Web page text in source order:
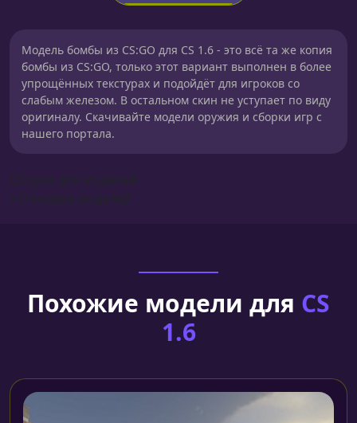
Модель бомбы из CS:GO для CS 1.6 - это всё та же копия
бомбы из CS:GO, только этот вариант выполнен в более
упрощённых текстурах и подойдёт для игроков со
слабым железом. В остальном скин не уступает по виду
оригиналу. Скачивайте модели оружия и сборки игр с
нашего портала.
Похожие модели для CS
1.6